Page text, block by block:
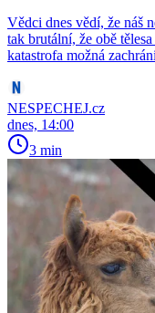
Vědci dnes vědí, že náš
tak brutální, že obě
katastrofa možná
NESPECHEJ.cz
dnes, 14:00
3 min